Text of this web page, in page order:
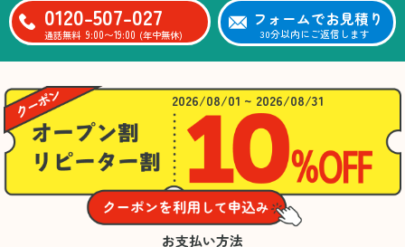
0120-507-027
通話無料 9:00〜19:00 (年中無休)
フォームでお見積り
30分以内にご返信します
2026/08/01 ~ 2026/08/31
お支払い方法